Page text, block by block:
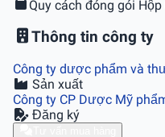
Quy cách đóng gói Hộp
Thông tin công ty
Công ty dược phẩm và
Sản xuất
Công ty CP Dược Mỹ
Đăng ký